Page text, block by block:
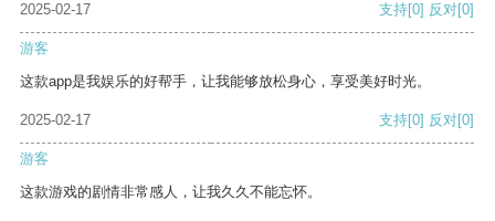
2025-02-17 支持[0] 反对[0]
游客
这款app是我娱乐的好帮手，让我能够放松身心，享受美好时光。
2025-02-17 支持[0] 反对[0]
游客
这款游戏的剧情非常感人，让我久久不能忘怀。